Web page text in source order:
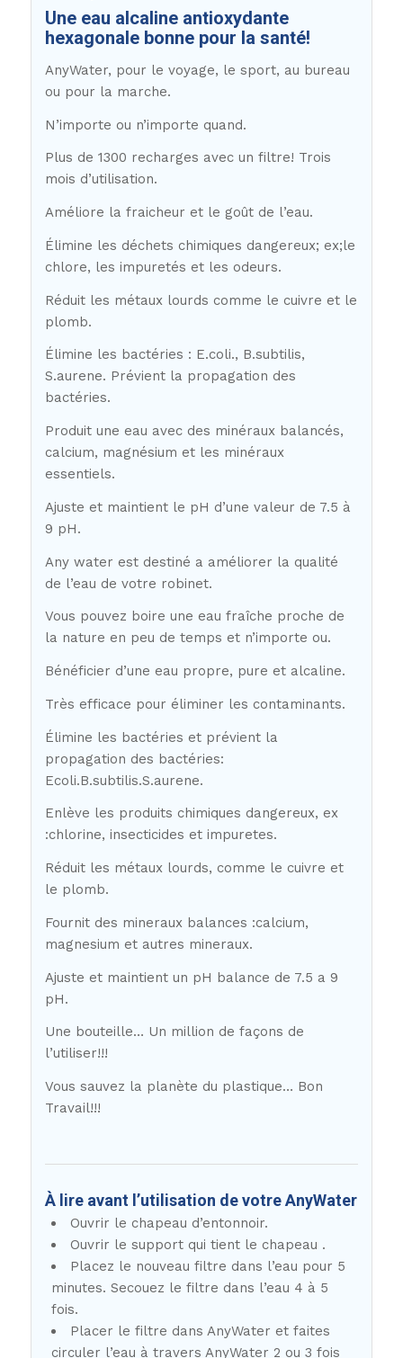
Une eau alcaline antioxydante
hexagonale bonne pour la santé!
AnyWater, pour le voyage, le sport, au bureau
ou pour la marche.
N’importe ou n’importe quand.
Plus de 1300 recharges avec un filtre! Trois
mois d’utilisation.
Améliore la fraicheur et le goût de l’eau.
Élimine les déchets chimiques dangereux; ex;le
chlore, les impuretés et les odeurs.
Réduit les métaux lourds comme le cuivre et le
plomb.
Élimine les bactéries : E.coli., B.subtilis,
S.aurene. Prévient la propagation des
bactéries.
Produit une eau avec des minéraux balancés,
calcium, magnésium et les minéraux
essentiels.
Ajuste et maintient le pH d’une valeur de 7.5 à
9 pH.
Any water est destiné a améliorer la qualité
de l’eau de votre robinet.
Vous pouvez boire une eau fraîche proche de
la nature en peu de temps et n’importe ou.
Bénéficier d’une eau propre, pure et alcaline.
Très efficace pour éliminer les contaminants.
Élimine les bactéries et prévient la
propagation des bactéries:
Ecoli.B.subtilis.S.aurene.
Enlève les produits chimiques dangereux, ex
:chlorine, insecticides et impuretes.
Réduit les métaux lourds, comme le cuivre et
le plomb.
Fournit des mineraux balances :calcium,
magnesium et autres mineraux.
Ajuste et maintient un pH balance de 7.5 a 9
pH.
Une bouteille… Un million de façons de
l’utiliser!!!
Vous sauvez la planète du plastique… Bon
Travail!!!
À lire avant l’utilisation de votre AnyWater
Ouvrir le chapeau d’entonnoir.
Ouvrir le support qui tient le chapeau .
Placez le nouveau filtre dans l’eau pour 5
minutes. Secouez le filtre dans l’eau 4 à 5
fois.
Placer le filtre dans AnyWater et faites
circuler l’eau à travers AnyWater 2 ou 3 fois